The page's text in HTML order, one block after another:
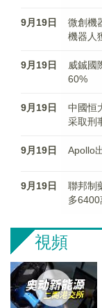
9月19日
微創機
機器人
9月19日
威鋮國
60%
9月19日
中國恒
采取刑
9月19日 Apollo
9月19日
聯邦制
多6400
視頻